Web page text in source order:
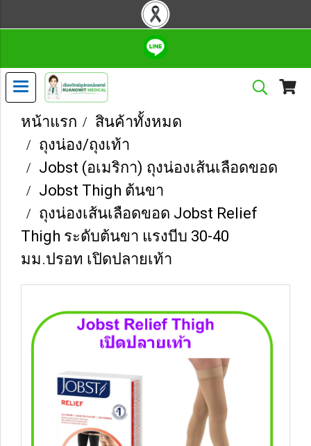
หน้าแรก
สินค้าทั้งหมด
ถุงน่อง/ถุงเท้า
Jobst (อเมริกา) ถุงน่องเส้นเลือดขอด
Jobst Thigh ต้นขา
ถุงน่องเส้นเลือดขอด Jobst Relief
Thigh ระดับต้นขา แรงบีบ 30-40
มม.ปรอท เปิดปลายเท้า